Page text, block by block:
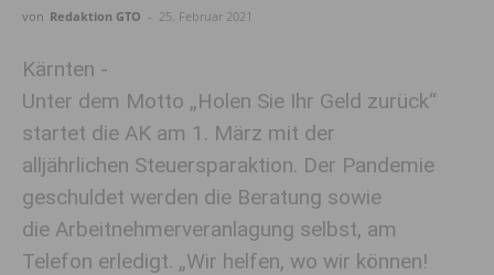
von Redaktion GTO - 25. Februar 2021
Kärnten -
Unter dem Motto „Holen Sie Ihr Geld zurück“
startet die AK am 1. März mit der
alljährlichen Steuersparaktion. Der Pandemie
geschuldet werden die Beratung sowie
die Arbeitnehmerveranlagung selbst, am
Telefon erledigt. „Wir helfen, wo wir können!